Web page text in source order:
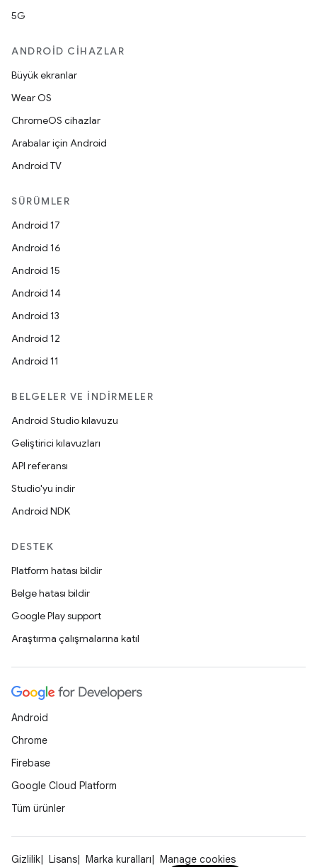
5G
ANDROID CIHAZLAR
Büyük ekranlar
Wear OS
ChromeOS cihazlar
Arabalar için Android
Android TV
SÜRÜMLER
Android 17
Android 16
Android 15
Android 14
Android 13
Android 12
Android 11
BELGELER VE İNDIRMELER
Android Studio kılavuzu
Geliştirici kılavuzları
API referansı
Studio'yu indir
Android NDK
DESTEK
Platform hatası bildir
Belge hatası bildir
Google Play support
Araştırma çalışmalarına katıl
Android
Chrome
Firebase
Google Cloud Platform
Tüm ürünler
Gizlilik Lisans Marka kuralları Manage cookies